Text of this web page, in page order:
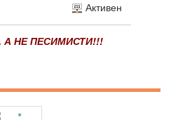
Активен
НЕ ПЕСИМИСТИ!!!